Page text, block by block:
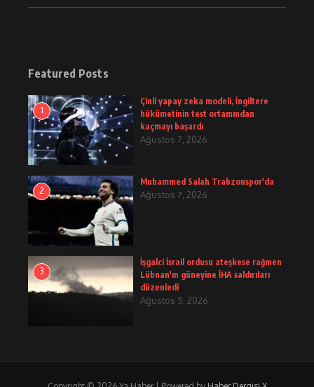
Featured Posts
1
Çinli yapay zeka modeli, İngiltere
hükümetinin test ortamından
kaçmayı başardı
Ağustos 7, 2026
2
Muhammed Salah Trabzonspor'da
Ağustos 7, 2026
3
İşgalci İsrail ordusu ateşkese rağmen
Lübnan'ın güneyine İHA saldırıları
düzenledi
Ağustos 5, 2026